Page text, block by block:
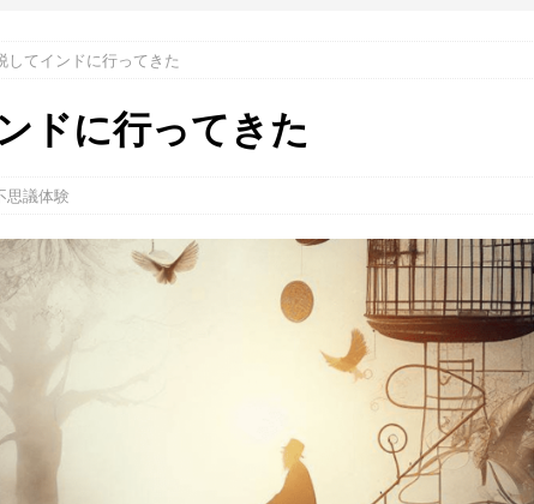
都市伝説
ン祟り神
怨念・呪い
い 怨念・呪い
してインドに行ってきた
ドに行ってきた
思議体験